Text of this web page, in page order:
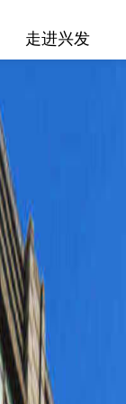
走进兴发